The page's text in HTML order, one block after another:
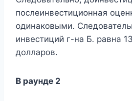
послеинвестиционная
одинаковыми.
инвестиций г-на Б. равна
долларов.
В раунде 2